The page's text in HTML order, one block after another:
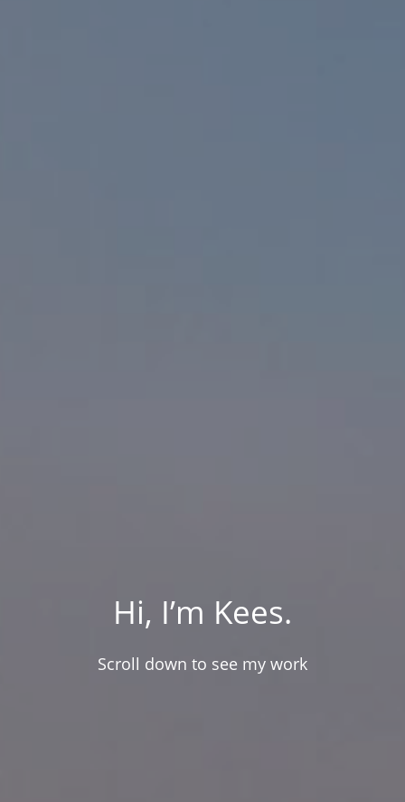
Hi, I’m Kees.
Scroll down to see my work